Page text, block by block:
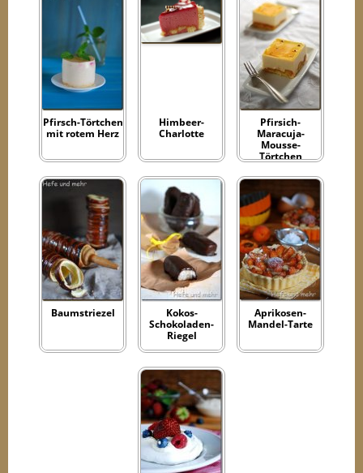
Pfirsch-Törtchen
mit rotem Herz
Himbeer-
Charlotte
Pfirsich-
Maracuja-
Mousse-
Törtchen
Baumstriezel
Kokos-
Schokoladen-
Riegel
Aprikosen-
Mandel-Tarte